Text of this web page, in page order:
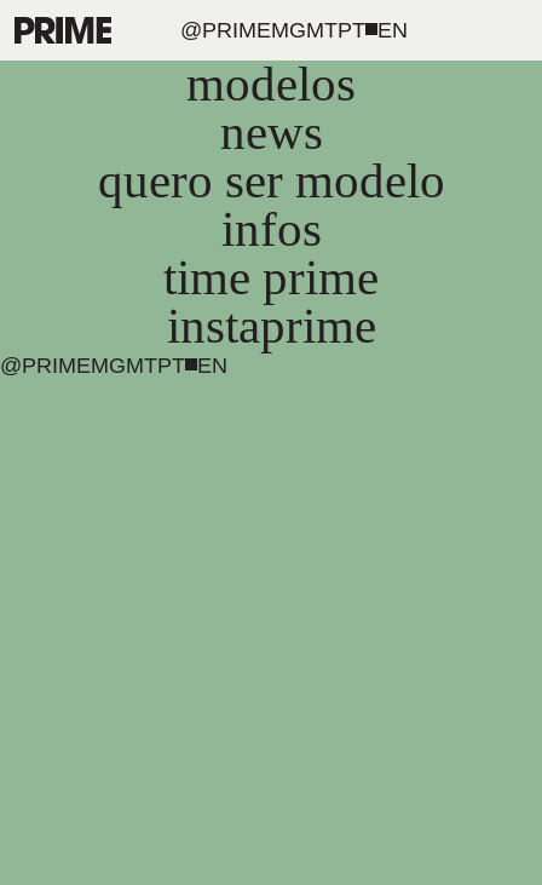
@PRIMEMGMTPT EN
modelos
news
quero ser modelo
infos
time prime
instaprime
@PRIMEMGMTPT EN